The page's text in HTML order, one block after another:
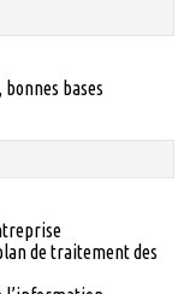
bases
de traitement des